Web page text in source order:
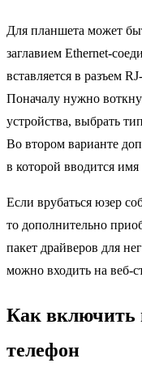
Для планшета может
заглавием Ethernet-
вставляется в разъем
Поначалу нужно
устройства, выбрать
Во втором варианте
в которой вводится имя
Если врубаться юзер
то дополнительно
пакет драйверов для
можно входить на веб-
Как включить
телефон